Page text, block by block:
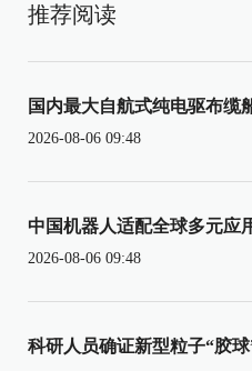
推荐阅读
国内最大自航式纯电驱布缆
2026-08-06 09:48
中国机器人适配全球多元应
2026-08-06 09:48
科研人员确证新型粒子“胶